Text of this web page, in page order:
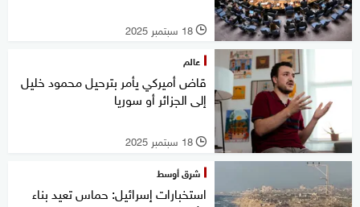
l 18 سبتمبر 2025
عالم
قاض أميركي يأمر بترحيل محمود خليل
إلى الجزائر أو سوريا
l 18 سبتمبر 2025
شرق أوسط
استخبارات إسرائيل: حماس تعيد بناء